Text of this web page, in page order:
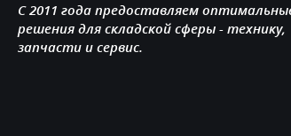
С 2011 года предоставляем
решения для складской сферы - технику,
запчасти и сервис.